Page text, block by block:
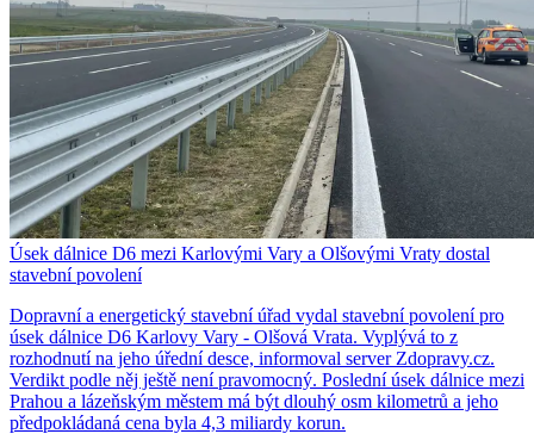
Úsek dálnice D6 mezi Karlovými Vary a Olšovými Vraty dostal
stavební povolení
Dopravní a energetický stavební úřad vydal stavební povolení pro
úsek dálnice D6 Karlovy Vary - Olšová Vrata. Vyplývá to z
rozhodnutí na jeho úřední desce, informoval server Zdopravy.cz.
Verdikt podle něj ještě není pravomocný. Poslední úsek dálnice mezi
Prahou a lázeňským městem má být dlouhý osm kilometrů a jeho
předpokládaná cena byla 4,3 miliardy korun.